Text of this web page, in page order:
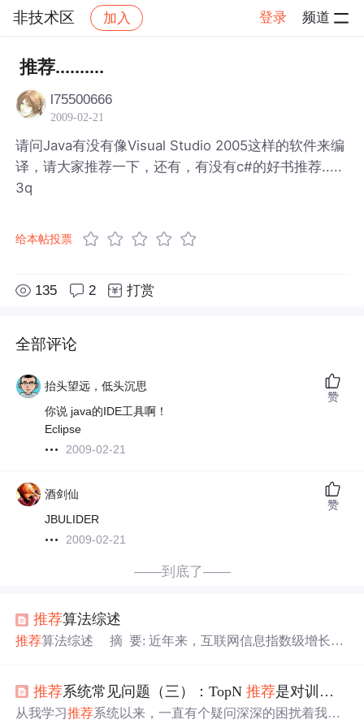
非技术区 加入 登录 频道
社区
推荐..........
l75500666
2009-02-21
请问Java有没有像Visual Studio 2005这样的软件来编
译，请大家推荐一下，还有，有没有c#的好书推荐.....
3q
给本帖投票
135 2 打赏
全部评论
抬头望远，低头沉思
你说 java的IDE工具啊！
Eclipse
2009-02-21
赞
酒剑仙
JBULIDER
2009-02-21
赞
——到底了——
推荐算法综述
推荐
算法综述 摘 要: 近年来，互联网信息指数级增长，
综述将介绍目前主流的推荐方法如基于内容的推荐、协同
过滤推荐、基于知识的 推荐、基于网络结构的推荐、混合
推荐系统常见问题（三）：TopN推荐是对训练集中的用户进行
从我学习推荐系统以来，一直有个疑问深深的困扰着我，